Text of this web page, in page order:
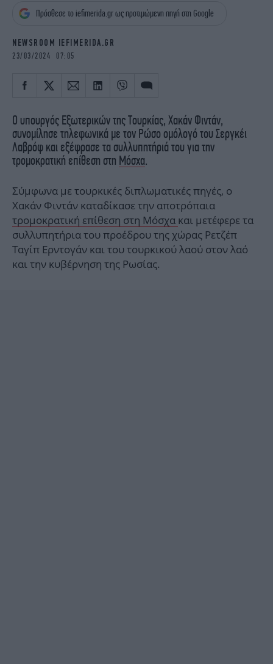
iBOOKS
MEDIA
Πρόσθεσε το iefimerida.gr ως προτιμώμενη πηγή στη Google
NEWSROOM IEFIMERIDA.GR
23/03/2024 07:05
Ο υπουργός Εξωτερικών της Τουρκίας, Χακάν Φιντάν,
συνομίλησε τηλεφωνικά με τον Ρώσο ομόλογό του Σεργκέι
Λαβρόφ και εξέφρασε τα συλλυπητήριά του για την
τρομοκρατική επίθεση στη Μόσχα.
Σύμφωνα με τουρκικές διπλωματικές πηγές, ο
Χακάν Φιντάν καταδίκασε την αποτρόπαια
τρομοκρατική επίθεση στη Μόσχα και μετέφερε τα
συλλυπητήρια του προέδρου της χώρας Ρετζέπ
Ταγίπ Ερντογάν και του τουρκικού λαού στον λαό
και την κυβέρνηση της Ρωσίας.